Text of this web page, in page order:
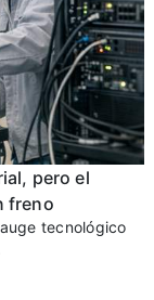
pero el
freno
tecnológico